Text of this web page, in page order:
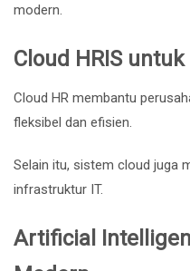
modern.
Cloud HRIS
Cloud HR membantu
fleksibel dan efisien.
Selain itu, sistem cloud juga
infrastruktur IT.
Artificial